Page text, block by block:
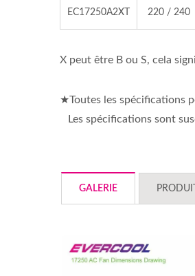
EC17250A2XT 220 / 240
X peut être B ou S, cela
★Toutes les spécifications
Les spécifications sont
GALERIE